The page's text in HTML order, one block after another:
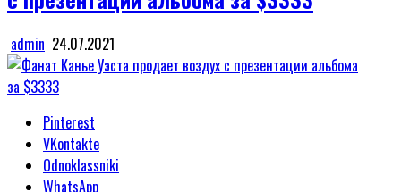
admin 24.07.2021
Pinterest
VKontakte
Odnoklassniki
WhatsApp